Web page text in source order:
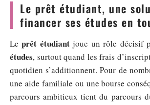
Le prêt étudiant, une
financer ses études en
Leprêt étudiantjoue un rôle décisif
études, surtout quand les frais
quotidien s’additionnent. Pour de
une aide familiale ou une bourse
parcours ambitieux tient du parcours